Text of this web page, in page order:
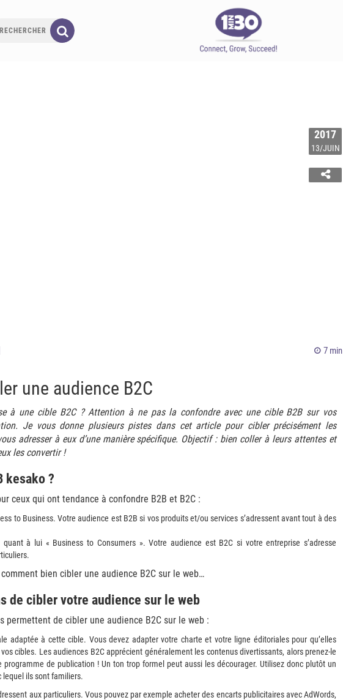
2017
13/JUIN
7 min
une audience B2C
à une cible B2C ? Attention à ne pas la confondre avec une cible B2B sur vos
Je vous donne plusieurs pistes dans cet article pour cibler précisément les
adresser à eux d’une manière spécifique. Objectif : bien coller à leurs attentes et
les convertir !
kesako ?
ceux qui ont tendance à confondre B2B et B2C :
to Business. Votre audience est B2B si vos produits et/ou services s’adressent avant tout à des
à lui « Business to Consumers ». Votre audience est B2C si votre entreprise s’adresse
bien cibler une audience B2C sur le web…
de cibler votre audience sur le web
permettent de cibler une audience B2C sur le web :
adaptée à cette cible. Vous devez adapter votre charte et votre ligne éditoriales pour qu’elles
cibles. Les audiences B2C apprécient généralement les contenus divertissants, alors prenez-le
programme de publication ! Un ton trop formel peut aussi les décourager. Utilisez donc plutôt un
lequel ils sont familiers.
aux particuliers. Vous pouvez par exemple acheter des encarts publicitaires avec AdWords,